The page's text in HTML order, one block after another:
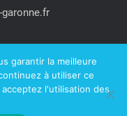
Garonne -
garantir la meilleure
à utiliser ce
l'utilisation des